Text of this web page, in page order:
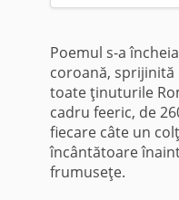
Poemul s-a
coroană,
toate ţinuturile
cadru feeric, de
fiecare câte un
încântătoare
frumuseţe.